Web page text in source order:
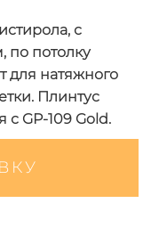
с
по потолку
для натяжного
Плинтус
GP-109 Gold.